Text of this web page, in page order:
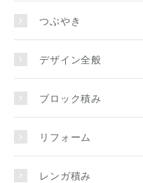
つぶやき
デザイン全般
ブロック積み
リフォーム
レンガ積み